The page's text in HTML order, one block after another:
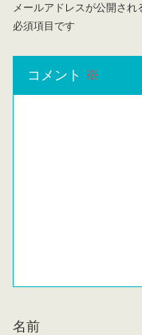
メールアドレスが公開され
必須項目です
コメント ※
名前